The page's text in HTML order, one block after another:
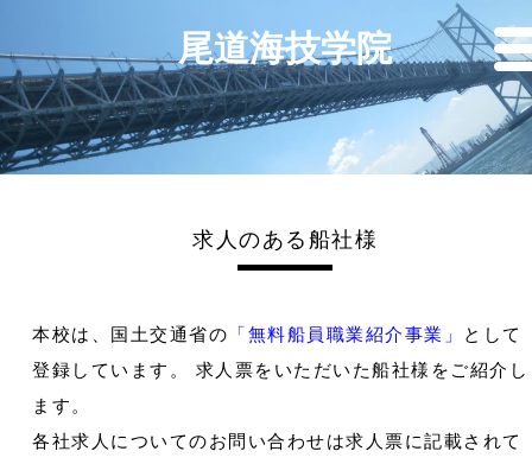
求人のある船社様
本校は、国土交通省の 「無料船員職業紹介事業」
として
登録しています。 求人票をいただいた船社様をご紹介し
ます。
各社求人についてのお問い合わせは求人票に記載されて
尾道海技学院